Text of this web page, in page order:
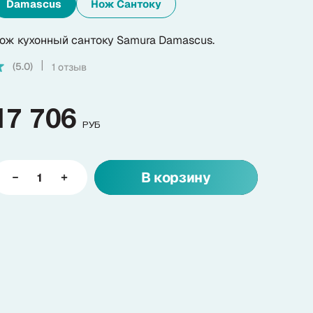
Damascus Нож Сантоку
кухонный сантоку Samura Damascus.
(5.0) 1 отзыв
706 РУБ
В корзину